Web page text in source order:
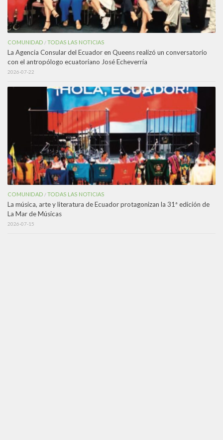
COMUNIDAD /TODAS LAS NOTICIAS
La Agencia Consular del Ecuador en Queens realizó un conversatorio
con el antropólogo ecuatoriano José Echeverría
2026-07-22
COMUNIDAD /TODAS LAS NOTICIAS
La música, arte y literatura de Ecuador protagonizan la 31ª edición de
La Mar de Músicas
2026-07-15